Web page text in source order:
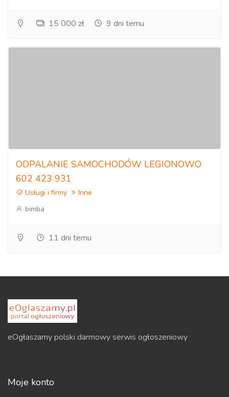
15 000 zł 9 dni temu
ODPALANIE SAMOCHODÓW LEGIONOWO
602 423 931
Usługi i firmy
Inne
bimba
11 dni temu
eOgłaszamy polski darmowy serwis ogłoszeniowy
Moje konto